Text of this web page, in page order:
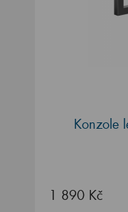
Konzole
1 890 Kč